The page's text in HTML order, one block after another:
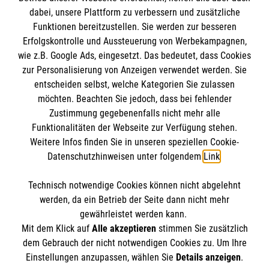
BIC: GENODED 1PA7
Newsletter abonnieren
Cookies verwalten|AGB|Impressum|Datenschutz
Barrierefreiheit |Kontakt| Sharepoint|Mediathek
dabei, unsere Plattform zu verbessern und zusätzliche
Funktionen bereitzustellen. Sie werden zur besseren
Erfolgskontrolle und Aussteuerung von Werbekampagnen,
wie z.B. Google Ads, eingesetzt. Das bedeutet, dass Cookies
zur Personalisierung von Anzeigen verwendet werden. Sie
entscheiden selbst, welche Kategorien Sie zulassen
möchten. Beachten Sie jedoch, dass bei fehlender
Zustimmung gegebenenfalls nicht mehr alle
Funktionalitäten der Webseite zur Verfügung stehen.
Weitere Infos finden Sie in unseren speziellen Cookie-
Datenschutzhinweisen unter folgendem Link.
Technisch notwendige Cookies können nicht abgelehnt
werden, da ein Betrieb der Seite dann nicht mehr
gewährleistet werden kann.
Mit dem Klick auf Alle akzeptierenstimmen Sie zusätzlich
dem Gebrauch der nicht notwendigen Cookies zu. Um Ihre
Einstellungen anzupassen, wählen Sie Details anzeigen.